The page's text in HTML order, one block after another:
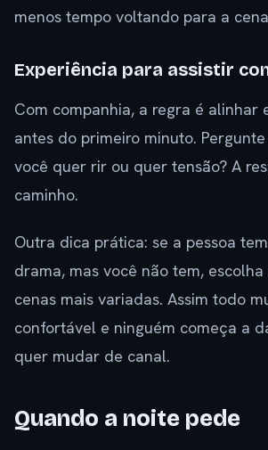
menos tempo voltando para a
Experiência para assistir
Com companhia, a regra é alinhar
antes do primeiro minuto.
você quer rir ou quer tensão? A
caminho.
Outra dica prática: se a pessoa
drama, mas você não tem,
cenas mais variadas. Assim todo
confortável e ninguém começa a
quer mudar de canal.
Quando a noite pede